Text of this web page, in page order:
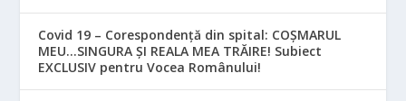
Covid 19 – Corespondență din spital: COȘMARUL
MEU…SINGURA ȘI REALA MEA TRĂIRE! Subiect
EXCLUSIV pentru Vocea Românului!